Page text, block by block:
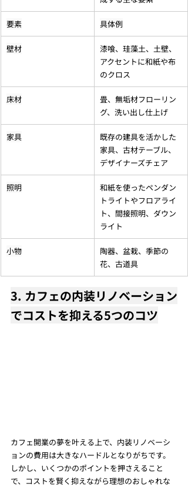
要素 具体例
壁材
漆喰、珪藻土、土壁、
アクセントに和紙や布
のクロス
床材
畳、無垢材フローリン
グ、洗い出し仕上げ
家具
既存の建具を活かした
家具、古材テーブル、
デザイナーズチェア
照明
和紙を使ったペンダン
トライトやフロアライ
ト、間接照明、ダウン
ライト
小物
陶器、盆栽、季節の
花、古道具
3. カフェの内装リノベーション
でコストを抑える5つのコツ
カフェ開業の夢を叶える上で、内装リノベーシ
ョンの費用は大きなハードルとなりがちです。
しかし、いくつかのポイントを押さえること
で、コストを賢く抑えながら理想のおしゃれな